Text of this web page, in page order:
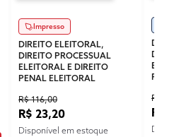
Impresso
DIREITO ELEITORAL,
DIREITO PROCESSUAL
ELEITORAL E DIREITO
PENAL ELEITORAL
R$ 116,00
R$ 23,20
Disponível em estoque
R$
R$